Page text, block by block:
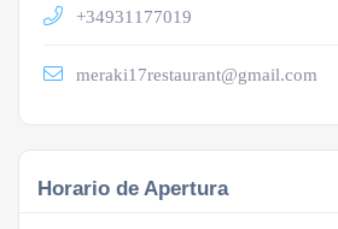
+34931177019
meraki17restaurant@gmail.com
Horario de Apertura